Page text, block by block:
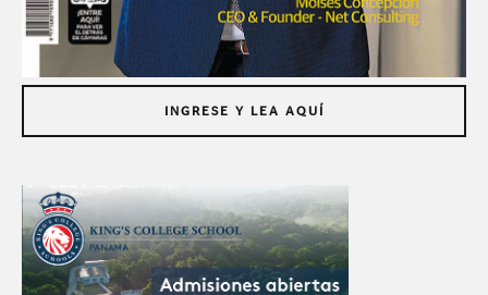
INGRESE Y LEA AQUÍ